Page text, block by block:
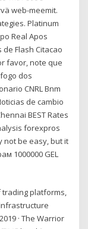
web-meemit.
Platinum
Real Apos
Flash Citacao
favor, note que
dos
CNRL Bnm
de cambio
BEST Rates
forexpros
not be easy, but it
1000000 GEL
trading platforms,
· The Warrior